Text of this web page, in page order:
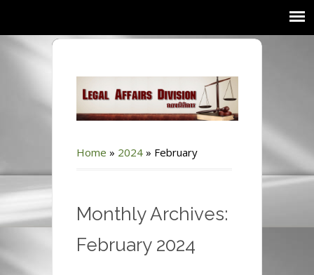
Home » 2024 » February
Monthly Archives:
February 2024